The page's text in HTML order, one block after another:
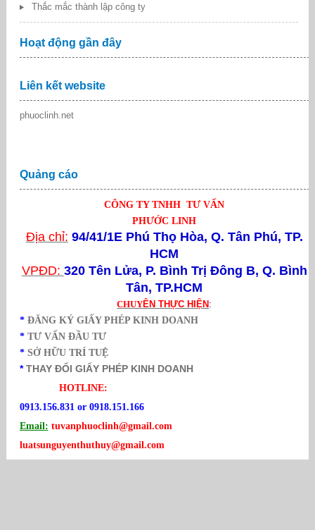
Thắc mắc thành lập công ty
Hoạt động gần đây
Liên kết website
phuoclinh.net
Quảng cáo
CÔNG TY TNHH TƯ VẤN
PHƯỚC LINH
Địa chỉ: 94/41/1E Phú Thọ Hòa, Q. Tân Phú, TP.
HCM
VPĐD: 320 Tên Lửa, P. Bình Trị Đông B, Q. Bình
Tân, TP.HCM
CHUYÊN THỰC HIỆN :
* ĐĂNG KÝ GIẤY PHÉP KINH DOANH
* TƯ VẤN ĐẦU TƯ
* SỞ HỮU TRÍ TUỆ
*THAY ĐỔI GIẤY PHÉP KINH DOANH
HOTLINE:
0913.156.831 or 0918.151.166
Email: tuvanphuoclinh@gmail.com
luatsunguyenthuthuy@gmail.com